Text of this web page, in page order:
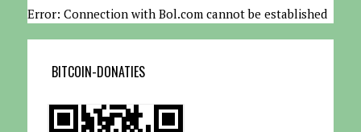
Error: Connection with Bol.com cannot be established
BITCOIN-DONATIES